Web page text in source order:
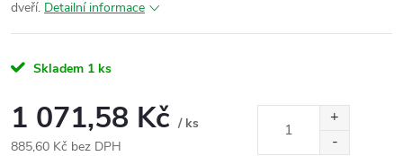
dveří. Detailní informace
Skladem 1 ks
1 071,58 Kč / ks
885,60 Kč bez DPH